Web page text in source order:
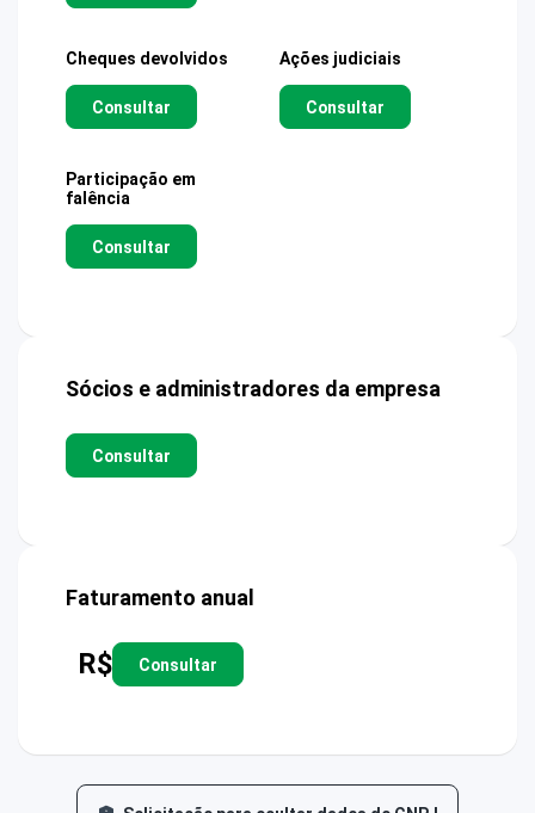
Cheques devolvidos
Consultar
Ações judiciais
Consultar
Participação em
falência
Consultar
Sócios e administradores da empresa
Consultar
Faturamento anual
R$ Consultar